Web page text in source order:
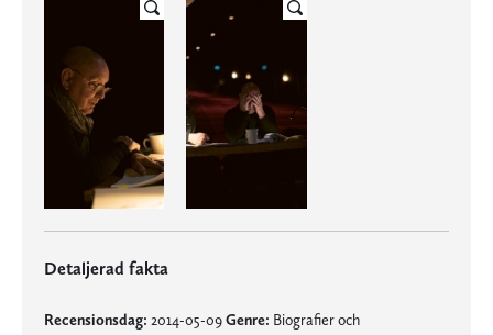
Detaljerad fakta
Recensionsdag: 2014-05-09Genre: Biografier och